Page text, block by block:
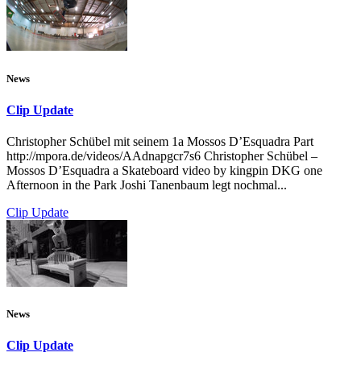
News
Clip Update
Christopher Schübel mit seinem 1a Mossos D’Esquadra Part
http://mpora.de/videos/AAdnapgcr7s6 Christopher Schübel –
Mossos D’Esquadra a Skateboard video by kingpin DKG one
Afternoon in the Park Joshi Tanenbaum legt nochmal...
Clip Update
News
Clip Update